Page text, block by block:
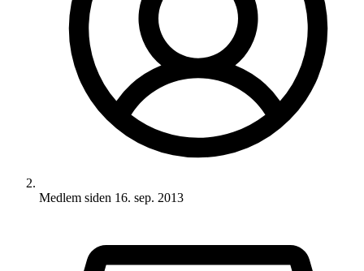
Medlem siden 16. sep. 2013